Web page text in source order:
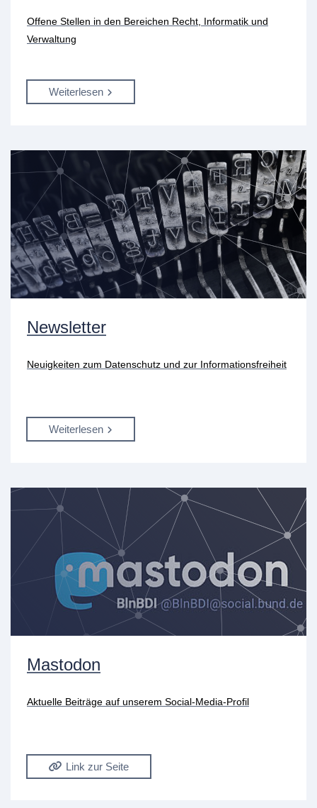
Offene Stellen in den Bereichen Recht, Informatik und
Verwaltung
Weiterlesen
Newsletter
Neuigkeiten zum Datenschutz und zur Informationsfreiheit
Weiterlesen
Mastodon
Aktuelle Beiträge auf unserem Social-Media-Profil
Link zur Seite